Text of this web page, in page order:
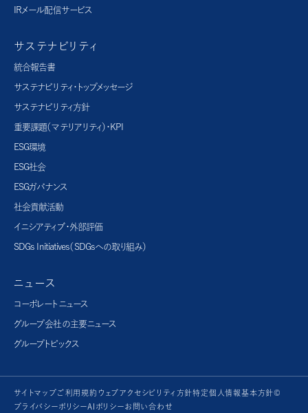
IRメール配信サービス
サステナビリティ
統合報告書
サステナビリティ・トップメッセージ
サステナビリティ方針
重要課題（マテリアリティ）・KPI
ESG環境
ESG社会
ESGガバナンス
社会貢献活動
イニシアティブ・外部評価
SDGs Initiatives（SDGsへの取り組み）
ニュース
コーポレートニュース
グループ会社の主要ニュース
グループトピックス
サイトマップご利用規約 ウェブアクセシビリティ方針特定個人情報基本方針©
プライバシーポリシーAIポリシーお問い合わせ